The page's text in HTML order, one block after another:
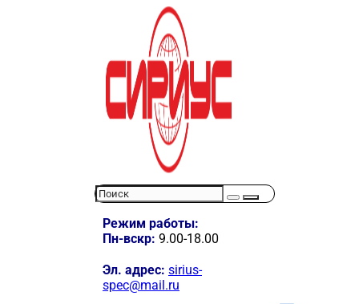
Режим работы:
Пн-вскр: 9.00-18.00
Эл. адрес: sirius-
spec@mail.ru